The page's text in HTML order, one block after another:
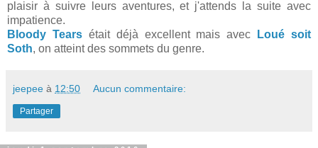
plaisir à suivre leurs aventures, et j'attends la suite avec
impatience.
Bloody Tearsétait déjà excellent mais avec
Loué soit
Soth, on atteint des sommets du genre.
jeepee à 12:50 Aucun commentaire:
Partager